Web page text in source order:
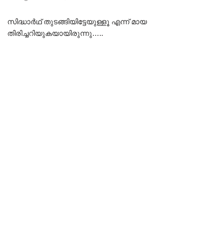
സിദ്ധാർഥ് തുടങ്ങിയിട്ടേയുള്ളൂ എന്ന് മായ
തിരിച്ചറിയുകയായിരുന്നു…..